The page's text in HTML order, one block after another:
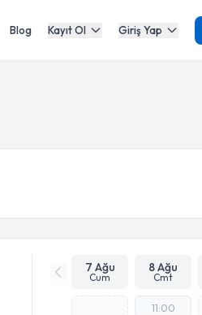
Blog Kayıt Ol Giriş Yap
7 Ağu
Cum
8 Ağu
Cmt
11:00